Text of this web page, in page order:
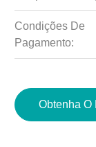
Condições De
Pagamento:
Obtenha O